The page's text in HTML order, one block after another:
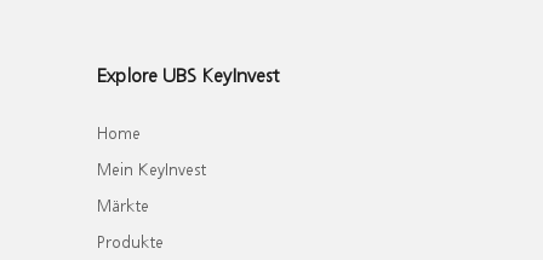
Explore UBS KeyInvest
Home
Mein KeyInvest
Märkte
Produkte